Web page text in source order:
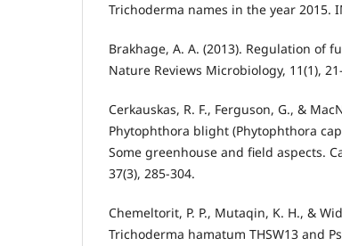
Trichoderma names in the year 2015.
Brakhage, A. A. (2013). Regulation of
Nature Reviews Microbiology, 11(1),
Cerkauskas, R. F., Ferguson, G., &
Phytophthora blight (Phytophthora
Some greenhouse and field aspects.
37(3), 285-304.
Chemeltorit, P. P., Mutaqin, K. H., &
Trichoderma hamatum THSW13 and